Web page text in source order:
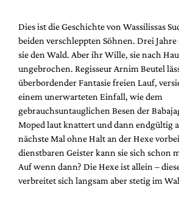
Dies ist die Geschichte von Wassilissas
beiden verschleppten Söhnen. Drei
sie den Wald. Aber ihr Wille, sie nach
ungebrochen. Regisseur Arnim Beutel
überbordender Fantasie freien Lauf,
einem unerwarteten Einfall, wie dem
gebrauchsuntauglichen Besen der
Moped laut knattert und dann endgültig
nächste Mal ohne Halt an der Hexe
dienstbaren Geister kann sie sich schon
Auf wenn dann? Die Hexe ist allein –
verbreitet sich langsam aber stetig im